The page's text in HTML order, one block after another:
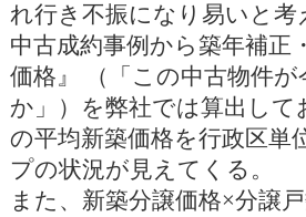
れ行き不振になり易いと考
中古成約事例から築年補正
価格』 （「この中古物件
か」）を弊社では算出して
の平均新築価格を行政区単
プの状況が見えてくる。
また、新築分譲価格×分譲